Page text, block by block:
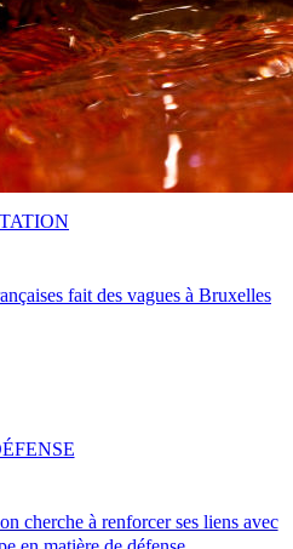
fait des vagues à Bruxelles
cherche à renforcer ses liens avec